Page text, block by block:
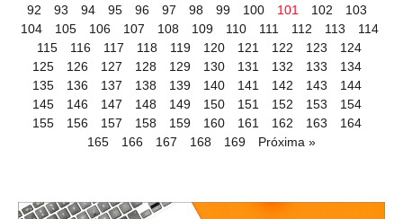
92
93 94 95 96 97 98 99 100 101 102
103
104
105 106 107 108 109 110 111 112 113
114
115
116 117 118 119 120 121 122 123
124
125
126 127 128 129 130 131 132 133
134
135
136 137 138 139 140 141 142 143
144
145
146 147 148 149 150 151 152 153
154
155
156 157 158 159 160 161 162 163
164
165
166 167 168 169 Próxima »